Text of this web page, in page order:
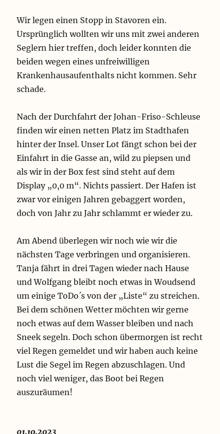
Wir legen einen Stopp in Stavoren ein.
Ursprünglich wollten wir uns mit zwei anderen
Seglern hier treffen, doch leider konnten die
beiden wegen eines unfreiwilligen
Krankenhausaufenthalts nicht kommen. Sehr
schade.
Nach der Durchfahrt der Johan-Friso-Schleuse
finden wir einen netten Platz im Stadthafen
hinter der Insel. Unser Lot fängt schon bei der
Einfahrt in die Gasse an, wild zu piepsen und
als wir in der Box fest sind steht auf dem
Display „0,0 m“. Nichts passiert. Der Hafen ist
zwar vor einigen Jahren gebaggert worden,
doch von Jahr zu Jahr schlammt er wieder zu.
Am Abend überlegen wir noch wie wir die
nächsten Tage verbringen und organisieren.
Tanja fährt in drei Tagen wieder nach Hause
und Wolfgang bleibt noch etwas in Woudsend
um einige ToDo´s von der „Liste“ zu streichen.
Bei dem schönen Wetter möchten wir gerne
noch etwas auf dem Wasser bleiben und nach
Sneek segeln. Doch schon übermorgen ist recht
viel Regen gemeldet und wir haben auch keine
Lust die Segel im Regen abzuschlagen. Und
noch viel weniger, das Boot bei Regen
auszuräumen!
01.10.2023